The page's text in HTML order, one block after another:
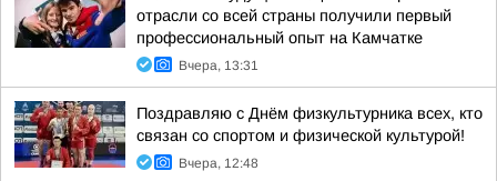
отрасли со всей страны получили первый
профессиональный опыт на Камчатке
Вчера, 13:31
Поздравляю с Днём физкультурника всех, кто
связан со спортом и физической культурой!
Вчера, 12:48